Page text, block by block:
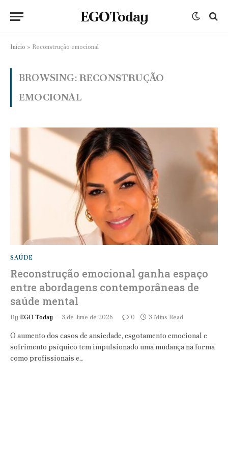
EGOToday
Início » Reconstrução emocional
BROWSING: RECONSTRUÇÃO
EMOCIONAL
SAÚDE
Reconstrução emocional ganha espaço
entre abordagens contemporâneas de
saúde mental
By EGO Today 3 de June de 2026 0 3 Mins Read
O aumento dos casos de ansiedade, esgotamento emocional e
sofrimento psíquico tem impulsionado uma mudança na forma
como profissionais e…